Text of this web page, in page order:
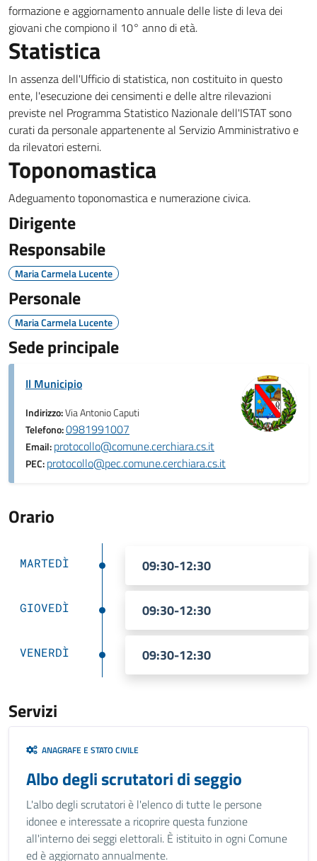
formazione e aggiornamento annuale delle liste di leva dei
giovani che compiono il 10° anno di età.
Statistica
In assenza dell'Ufficio di statistica, non costituito in questo
ente, l'esecuzione dei censimenti e delle altre rilevazioni
previste nel Programma Statistico Nazionale dell'ISTAT sono
curati da personale appartenente al Servizio Amministrativo e
da rilevatori esterni.
Toponomastica
Adeguamento toponomastica e numerazione civica.
Dirigente
Responsabile
Maria Carmela Lucente
Personale
Maria Carmela Lucente
Sede principale
Il Municipio
Indirizzo:Via Antonio Caputi
Telefono:0981991007
Email:protocollo@comune.cerchiara.cs.it
PEC:protocollo@pec.comune.cerchiara.cs.it
Orario
MARTEDÌ 09:30-12:30
GIOVEDÌ 09:30-12:30
VENERDÌ 09:30-12:30
Servizi
ANAGRAFE E STATO CIVILE
Albo degli scrutatori di seggio
L'albo degli scrutatori è l'elenco di tutte le persone
idonee e interessate a ricoprire questa funzione
all'interno dei seggi elettorali. È istituito in ogni Comune
ed è aggiornato annualmente.